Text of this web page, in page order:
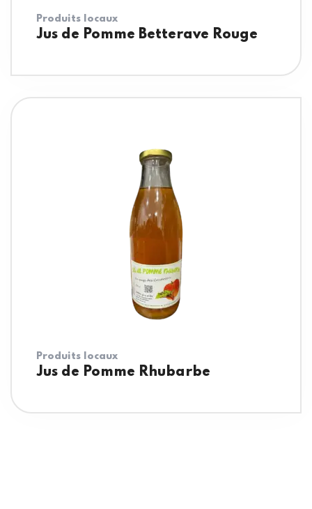
Produits locaux
Jus de Pomme Betterave Rouge
Produits locaux
Jus de Pomme Rhubarbe